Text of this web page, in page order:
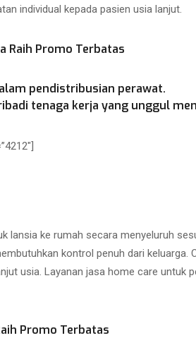
individual kepada pasien usia lanjut.
Raih Promo Terbatas
pendistribusian perawat.
tenaga kerja yang unggul
lansia ke rumah secara menyeluruh
kontrol penuh dari keluarga.
usia. Layanan jasa home care untuk
Promo Terbatas